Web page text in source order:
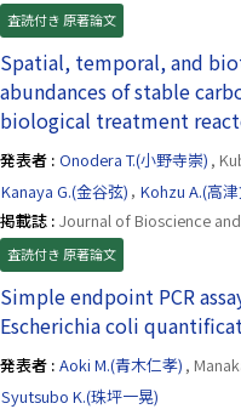
査読付き 原著論文
Spatial, temporal, and
abundances of stable
biological treatment
発表者 : Onodera T.(小野寺崇) ,
Kanaya G.(金谷弦) , Kohzu A.(高
掲載誌 : Journal of Bioscience
査読付き 原著論文
Simple endpoint PCR
Escherichia coli
発表者 : Aoki M.(青木仁孝) ,
Syutsubo K.(珠坪一晃)